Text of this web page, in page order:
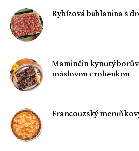
Rybízová bublanina s
Maminčin kynutý
máslovou drobenkou
Francouzský